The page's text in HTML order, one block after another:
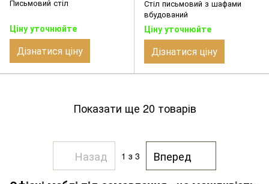
Письмовий стіл
Ціну уточнюйте
Дізнатися ціну
Стіл письмовий з шафами
вбудований
Ціну уточнюйте
Дізнатися ціну
Показати ще 20 товарів
Назад 1 з 3 Вперед